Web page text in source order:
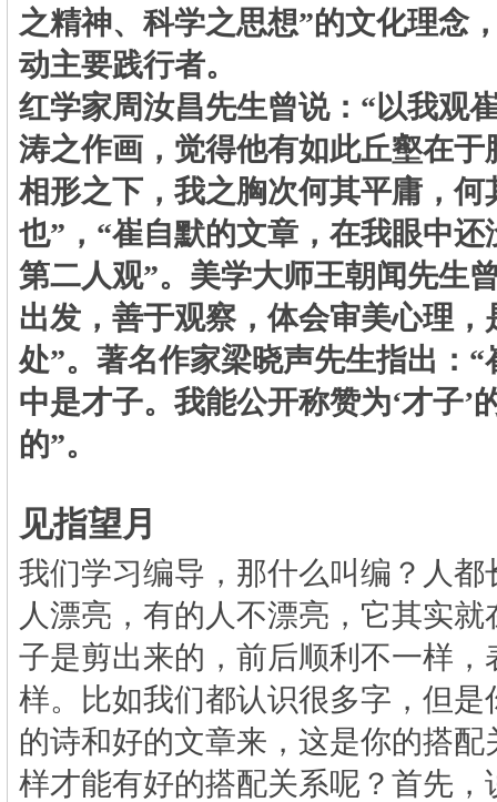
之精神、科学之思想”的文化理念
动主要践行者。
红学家周汝昌先生曾说： “以我观
涛之作画，觉得他有如此丘壑在于
相形之下，我之胸次何其平庸，何
也” ， “崔自默的文章，在我眼中还
第二人观”。美学大师王朝闻先生
出发，善于观察，体会审美心理，
处”。著名作家梁晓声先生指出： “
中是才子。我能公开称赞为‘才子’
的”。
见指望月
我们学习编导，那什么叫编？人都
人漂亮，有的人不漂亮，它其实
子是剪出来的，前后顺利不一样，
样。比如我们都认识很多字，但是
的诗和好的文章来，这是你的搭
样才能有好的搭配关系呢？首先，